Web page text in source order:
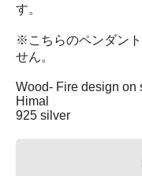
す。
※こちらのペンダン
せん。
Wood- Fire design on
Himal
925 silver